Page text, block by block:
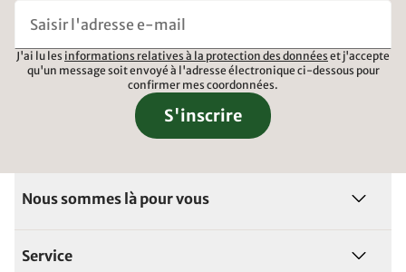
J'ai lu les informations relatives à la protection des données et j'accepte
qu'un message soit envoyé à l'adresse électronique ci-dessous pour
confirmer mes coordonnées.
S'inscrire
Nous sommes là pour vous
Service